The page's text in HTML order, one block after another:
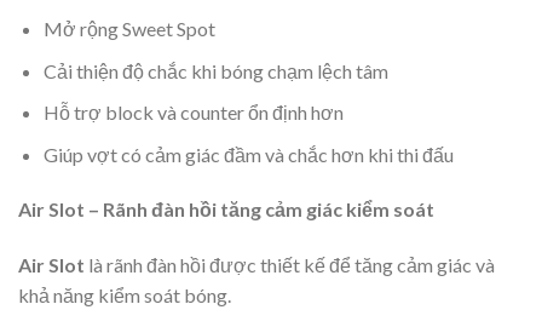
Mở rộng Sweet Spot
Cải thiện độ chắc khi bóng chạm lệch tâm
Hỗ trợ block và counter ổn định hơn
Giúp vợt có cảm giác đầm và chắc hơn khi thi đấu
Air Slot – Rãnh đàn hồi tăng cảm giác kiểm soát
Air Slot là rãnh đàn hồi được thiết kế để tăng cảm giác và
khả năng kiểm soát bóng.